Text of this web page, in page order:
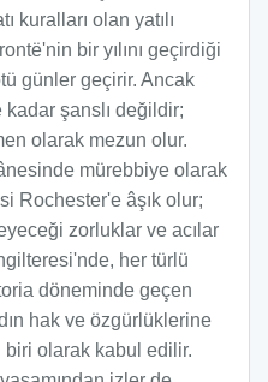
kuralları olan yatılı
bir yılını geçirdiği
günler geçirir. Ancak
şanslı değildir;
olarak mezun olur.
mürebbiye olarak
Rochester'e âşık olur;
zorluklar ve acılar
her türlü
döneminde geçen
hak ve özgürlüklerine
biri olarak kabul edilir.